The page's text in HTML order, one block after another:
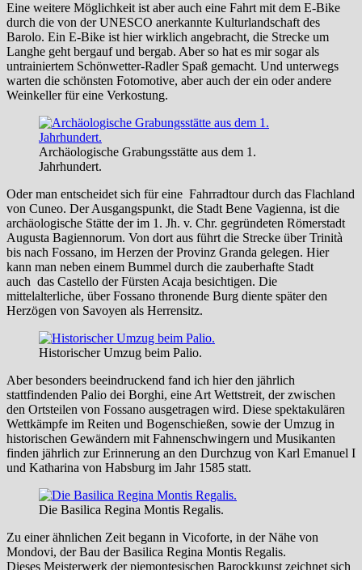
Eine weitere Möglichkeit ist aber auch eine Fahrt mit dem E-Bike
durch die von der UNESCO anerkannte Kulturlandschaft des
Barolo. Ein E-Bike ist hier wirklich angebracht, die Strecke um
Langhe geht bergauf und bergab. Aber so hat es mir sogar als
untrainiertem Schönwetter-Radler Spaß gemacht. Und unterwegs
warten die schönsten Fotomotive, aber auch der ein oder andere
Weinkeller für eine Verkostung.
Archäologische Grabungsstätte aus dem 1.
Jahrhundert.
Oder man entscheidet sich für eine Fahrradtour durch das Flachland
von Cuneo. Der Ausgangspunkt, die Stadt Bene Vagienna, ist die
archäologische Stätte der im 1. Jh. v. Chr. gegründeten Römerstadt
Augusta Bagiennorum. Von dort aus führt die Strecke über Trinità
bis nach Fossano, im Herzen der Provinz Granda gelegen. Hier
kann man neben einem Bummel durch die zauberhafte Stadt
auch das Castello der Fürsten Acaja besichtigen. Die
mittelalterliche, über Fossano thronende Burg diente später den
Herzögen von Savoyen als Herrensitz.
Historischer Umzug beim Palio.
Aber besonders beeindruckend fand ich hier den jährlich
stattfindenden Palio dei Borghi, eine Art Wettstreit, der zwischen
den Ortsteilen von Fossano ausgetragen wird. Diese spektakulären
Wettkämpfe im Reiten und Bogenschießen, sowie der Umzug in
historischen Gewändern mit Fahnenschwingern und Musikanten
finden jährlich zur Erinnerung an den Durchzug von Karl Emanuel I
und Katharina von Habsburg im Jahr 1585 statt.
Die Basilica Regina Montis Regalis.
Zu einer ähnlichen Zeit begann in Vicoforte, in der Nähe von
Mondovi, der Bau der Basilica Regina Montis Regalis.
Dieses Meisterwerk der piemontesischen Barockkunst zeichnet sich